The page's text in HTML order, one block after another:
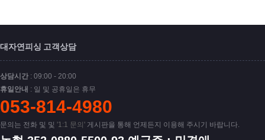
대자연피싱 고객상담
상담시간 : 09:00 - 20:00
휴일안내 : 일 및 공휴일은 휴무
053-814-4980
문의는 전화 및 및 '1:1 문의' 게시판을 통해 언제든지 이용해 주시기 바랍니다.